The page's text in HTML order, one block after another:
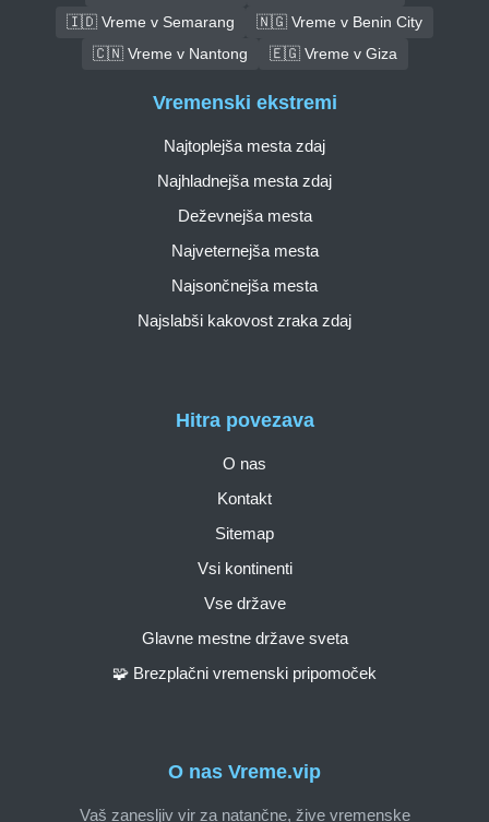
🇮🇩 Vreme v Semarang
🇳🇬 Vreme v Benin City
🇨🇳 Vreme v Nantong
🇪🇬 Vreme v Giza
O nas Vreme.vip
Vaš zanesljiv vir za natančne, žive vremenske
Hitra povezava
O nas
Kontakt
Sitemap
Vsi kontinenti
Vse države
Glavne mestne države sveta
🧩 Brezplačni vremenski pripomoček
Vremenski ekstremi
Najtoplejša mesta zdaj
Najhladnejša mesta zdaj
Deževnejša mesta
Najveternejša mesta
Najsončnejša mesta
Najslabši kakovost zraka zdaj